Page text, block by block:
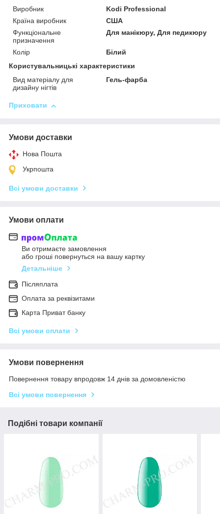
Виробник
Kodi Professional
Країна виробник
США
Функціональне
призначення
Для манікюру, Для педикюру
Колір
Білий
Користувальницькі характеристики
Вид матеріалу для
дизайну нігтів
Гель-фарба
Приховати
Умови доставки
Нова Пошта
Укрпошта
Всі умови доставки
Умови оплати
Ви отримаєте замовлення
або гроші повернуться на вашу картку
Детальніше
Післяплата
Оплата за реквізитами
Карта Приват банку
Всі умови оплати
Умови повернення
Повернення товару впродовж 14 днів за домовленістю
Всі умови повернення
Подібні товари компанії